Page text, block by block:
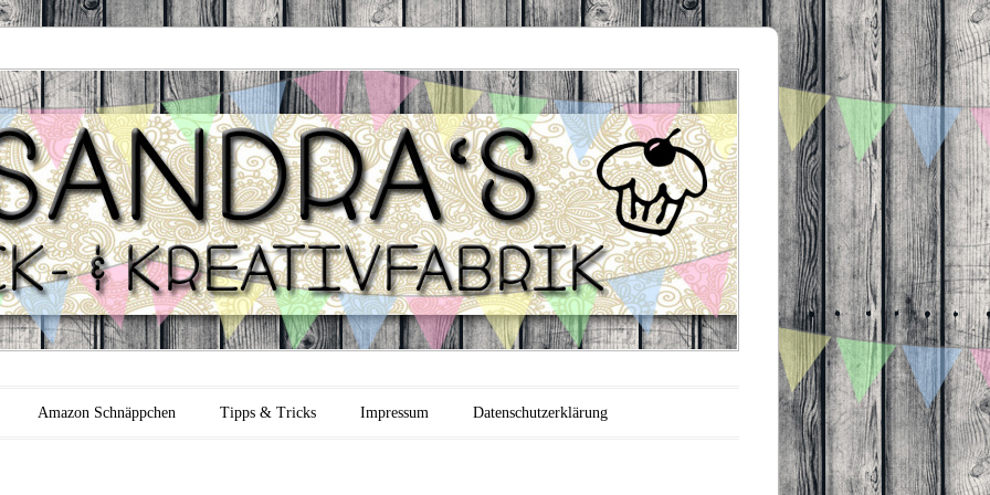
Backfabrik
Amazon Schnäppchen Tipps & Tricks Impressum Datenschutzerklärung